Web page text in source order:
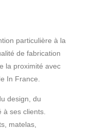
particulière à la
de fabrication
la proximité avec
In France.
design, du
ses clients.
matelas,